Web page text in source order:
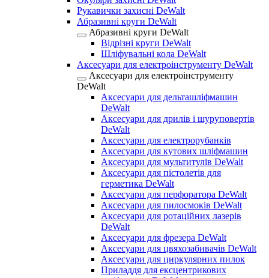
Рукавички захисні DeWalt
Абразивні круги DeWalt
Абразивні круги DeWalt
Відрізні круги DeWalt
Шліфувальні кола DeWalt
Аксесуари для електроінструменту DeWalt
Аксесуари для електроінструменту
DeWalt
Аксесуари для дельташліфмашин
DeWalt
Аксесуари для дрилів і шуруповертів
DeWalt
Аксесуари для електрорубанків
Аксесуари для кутових шліфмашин
Аксесуари для мультитулів DeWalt
Аксесуари для пістолетів для
герметика DeWalt
Аксесуари для перфоратора DeWalt
Аксесуари для пилосмоків DeWalt
Аксесуари для ротаційних лазерів
DeWalt
Аксесуари для фрезера DeWalt
Аксесуари для цвяхозабивачів DeWalt
Аксесуари для циркулярних пилок
Приладдя для ексцентрикових